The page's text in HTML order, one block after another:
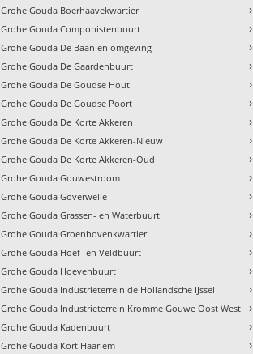
Grohe Gouda Boerhaavekwartier
Grohe Gouda Componistenbuurt
Grohe Gouda De Baan en omgeving
Grohe Gouda De Gaardenbuurt
Grohe Gouda De Goudse Hout
Grohe Gouda De Goudse Poort
Grohe Gouda De Korte Akkeren
Grohe Gouda De Korte Akkeren-Nieuw
Grohe Gouda De Korte Akkeren-Oud
Grohe Gouda Gouwestroom
Grohe Gouda Goverwelle
Grohe Gouda Grassen- en Waterbuurt
Grohe Gouda Groenhovenkwartier
Grohe Gouda Hoef- en Veldbuurt
Grohe Gouda Hoevenbuurt
Grohe Gouda Industrieterrein de Hollandsche IJssel
Grohe Gouda Industrieterrein Kromme Gouwe Oost West
Grohe Gouda Kadenbuurt
Grohe Gouda Kort Haarlem
›
›
›
›
›
›
›
›
›
›
›
›
›
›
›
›
›
›
›